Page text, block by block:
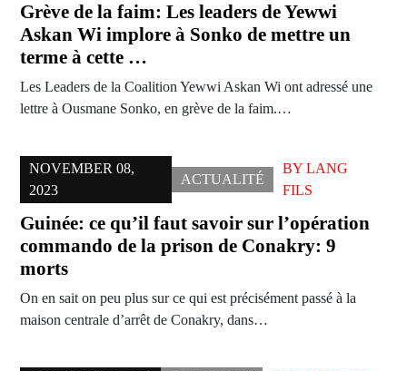
Grève de la faim: Les leaders de Yewwi
Askan Wi implore à Sonko de mettre un
terme à cette …
Les Leaders de la Coalition Yewwi Askan Wi ont adressé une
lettre à Ousmane Sonko, en grève de la faim.…
NOVEMBER 08,
2023
ACTUALITÉ
BY LANG
FILS
Guinée: ce qu’il faut savoir sur l’opération
commando de la prison de Conakry: 9
morts
On en sait on peu plus sur ce qui est précisément passé à la
maison centrale d’arrêt de Conakry, dans…